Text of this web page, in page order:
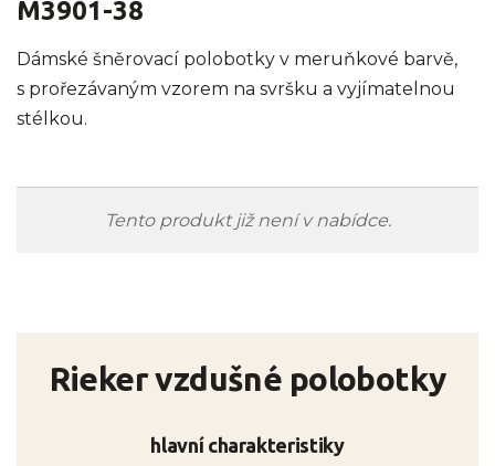
M3901-38
Dámské šněrovací polobotky v meruňkové barvě,
s prořezávaným vzorem na svršku a vyjímatelnou
stélkou.
Tento produkt již není v nabídce.
Rieker vzdušné polobotky
hlavní charakteristiky